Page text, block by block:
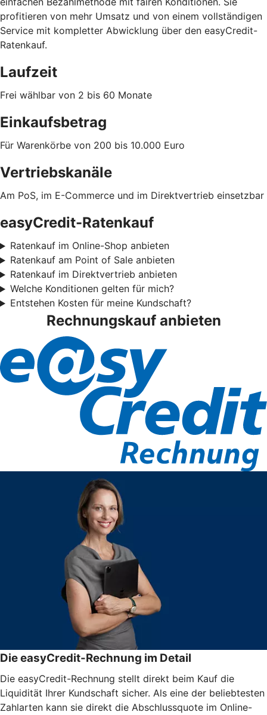
profitieren von mehr Umsatz und von einem vollständigen
Service mit kompletter Abwicklung über den easyCredit-
Ratenkauf.
Laufzeit
Frei wählbar von 2 bis 60 Monate
Einkaufsbetrag
Für Warenkörbe von 200 bis 10.000 Euro
Vertriebskanäle
Am PoS, im E-Commerce und im Direktvertrieb einsetzbar
easyCredit-Ratenkauf
Ratenkauf im Online-Shop anbieten
Ratenkauf am Point of Sale anbieten
Ratenkauf im Direktvertrieb anbieten
Welche Konditionen gelten für mich?
Entstehen Kosten für meine Kundschaft?
Rechnungskauf anbieten
Die easyCredit-Rechnung im Detail
Die easyCredit-Rechnung stellt direkt beim Kauf die
Liquidität Ihrer Kundschaft sicher. Als eine der beliebtesten
Zahlarten kann sie direkt die Abschlussquote im Online-